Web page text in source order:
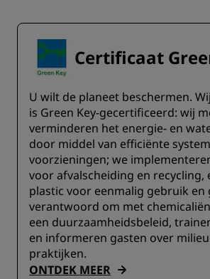
Certificaat
U wilt de planeet beschermen.
is Green Key-gecertificeerd: wij
verminderen het energie- en
door middel van efficiënte
voorzieningen; we
voor afvalscheiding en recycling,
plastic voor eenmalig gebruik en
verantwoord om met
een duurzaamheidsbeleid,
en informeren gasten over
praktijken.
ONTDEK MEER